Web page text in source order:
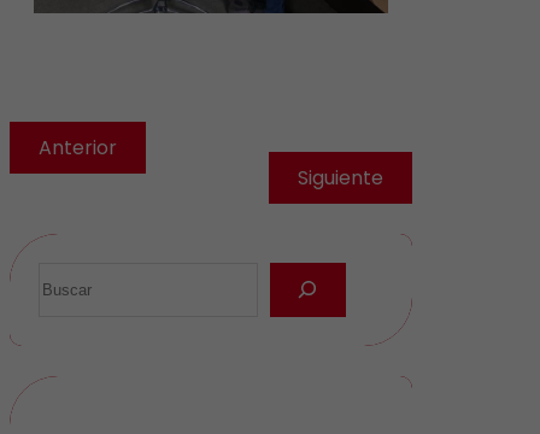
Anterior
Siguiente